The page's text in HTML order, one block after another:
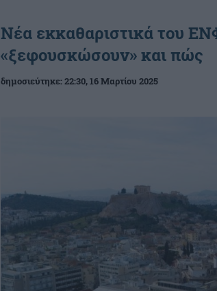
Νέα εκκαθαριστικά του
«ξεφουσκώσουν» και πώς
δημοσιεύτηκε:22:30, 16 Μαρτίου 2025